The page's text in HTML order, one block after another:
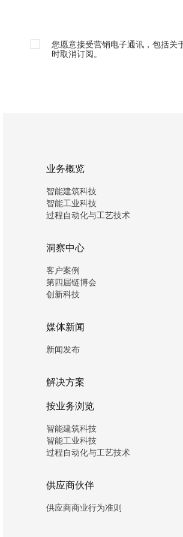
您愿意接受营销电子通讯，包括关
时取消订阅。
业务概览
智能建筑科技
智能工业科技
过程自动化与工艺技术
洞察中心
客户案例
第四届链博会
创新科技
媒体新闻
新闻发布
解决方案
按业务浏览
智能建筑科技
智能工业科技
过程自动化与工艺技术
供应商伙伴
供应商商业行为准则